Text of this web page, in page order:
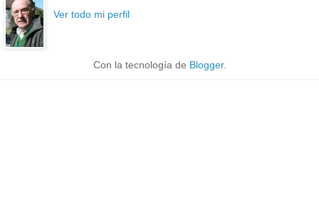
Ver todo mi perfil
Con la tecnología de Blogger.